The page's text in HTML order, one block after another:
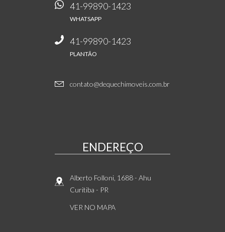
41-99890-1423
WHATSAPP
41-99890-1423
PLANTÃO
contato@dequechimoveis.com.br
ENDEREÇO
Alberto Folloni, 1688- Ahu
Curitiba - PR
VER NO MAPA